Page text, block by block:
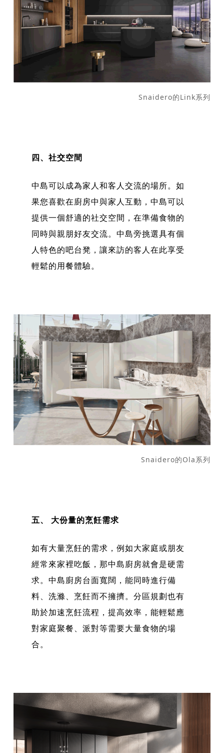
Snaidero的Link系列
四、社交空間
中島可以成為家人和客人交流的場所。如
果您喜歡在廚房中與家人互動，中島可以
提供一個舒適的社交空間，在準備食物的
同時與親朋好友交流。中島旁挑選具有個
人特色的吧台凳，讓來訪的客人在此享受
輕鬆的用餐體驗。
Snaidero的Ola系列
五、 大份量的烹飪需求
如有大量烹飪的需求，例如大家庭或朋友
經常來家裡吃飯，那中島廚房就會是硬需
求。中島廚房台面寬闊，能同時進行備
料、洗滌、烹飪而不擁擠。分區規劃也有
助於加速烹飪流程，提高效率，能輕鬆應
對家庭聚餐、派對等需要大量食物的場
合。